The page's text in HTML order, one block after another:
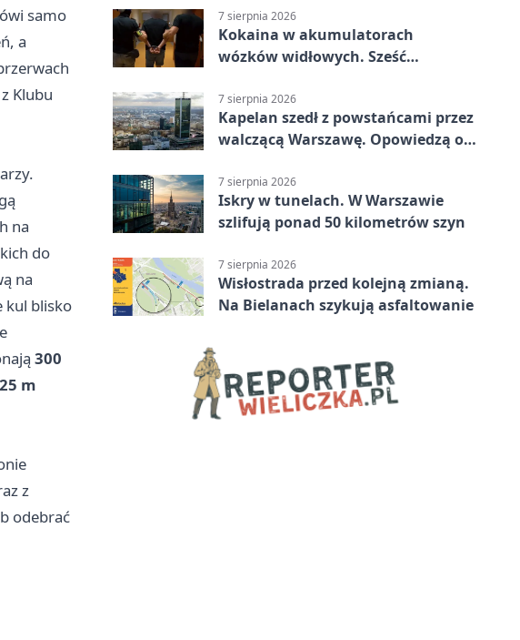
samo
a
Klubu
na
do
na
kul blisko
300
25 m
z
odebrać
7 sierpnia 2026
Kokaina w akumulatorach
wózków widłowych. Sześć
województwach
7 sierpnia 2026
Kapelan szedł z powstańcami przez
walczącą Warszawę. Opowiedzą o
7 sierpnia 2026
Iskry w tunelach. W Warszawie
szlifują ponad 50 kilometrów szyn
7 sierpnia 2026
Wisłostrada przed kolejną zmianą.
Na Bielanach szykują asfaltowanie